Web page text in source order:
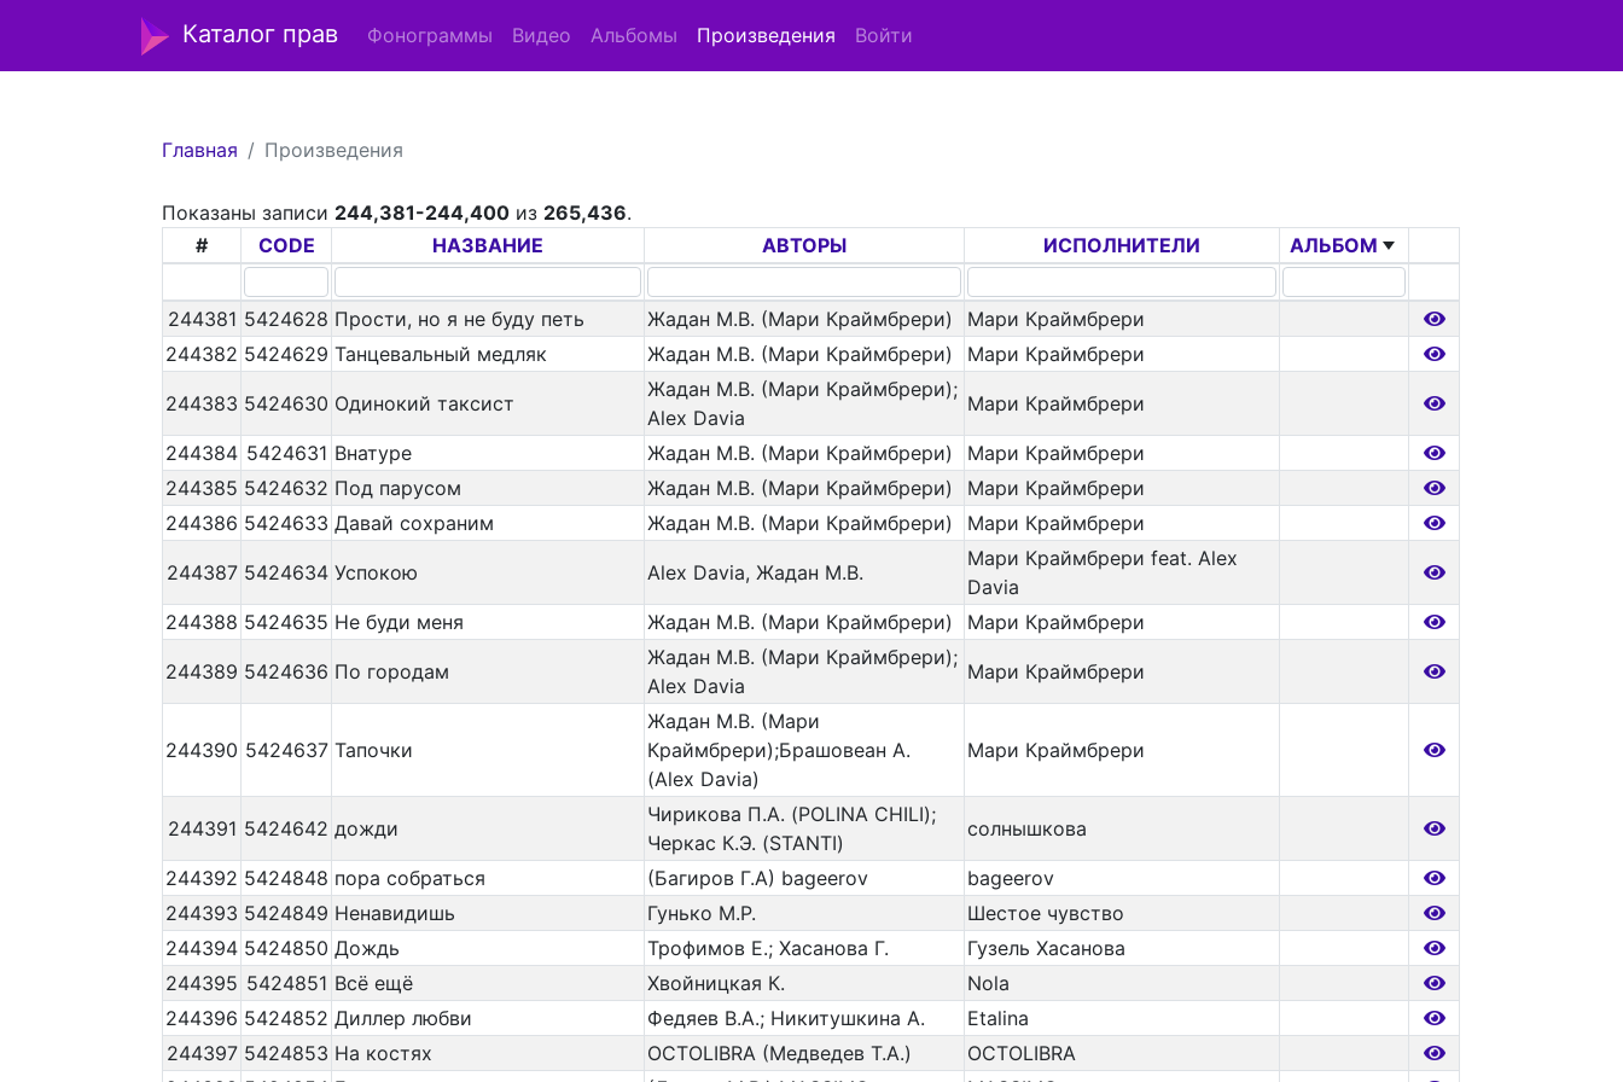
Каталог прав Фонограммы Видео Альбомы Произведения Войти
Главная Произведения
Показаны записи 244,381-244,400 из 265,436.
#
CODE НАЗВАНИЕ АВТОРЫ ИСПОЛНИТЕЛИ АЛЬБОМ
244381 5424628 Прости, но я не буду петь Жадан М.В. (Мари Краймбрери)
Мари Краймбрери
244382 5424629 Танцевальный медляк Жадан М.В. (Мари Краймбрери) Мари Краймбрери
244383 5424630 Одинокий таксист
Жадан М.В. (Мари Краймбрери);
Alex Davia
Мари Краймбрери
244384 5424631 Внатуре Жадан М.В. (Мари Краймбрери)
Мари Краймбрери
244385 5424632 Под парусом Жадан М.В. (Мари Краймбрери)
Мари Краймбрери
244386 5424633 Давай сохраним Жадан М.В. (Мари Краймбрери) Мари Краймбрери
244387 5424634 Успокою Alex Davia, Жадан М.В.
Мари Краймбрери feat. Alex
Davia
244388 5424635 Не буди меня Жадан М.В. (Мари Краймбрери) Мари Краймбрери
244389 5424636 По городам
Жадан М.В. (Мари Краймбрери);
Alex Davia
Мари Краймбрери
244390 5424637 Тапочки
Жадан М.В. (Мари
Краймбрери);Брашовеан А.
(Alex Davia)
Мари Краймбрери
244391 5424642 дожди
Чирикова П.А. (POLINA CHILI);
Черкас К.Э. (STANTI)
солнышкова
244392 5424848 пора собраться (Багиров Г.А) bageerov
bageerov
244393 5424849 Ненавидишь Гунько М.Р.
Шестое чувство
244394 5424850 Дождь Трофимов Е.; Хасанова Г.
Гузель Хасанова
244395 5424851 Всё ещё Хвойницкая К.
Nola
244396 5424852 Диллер любви Федяев В.А.; Никитушкина А.
Etalina
244397 5424853 На костях OCTOLIBRA (Медведев Т.А.)
OCTOLIBRA